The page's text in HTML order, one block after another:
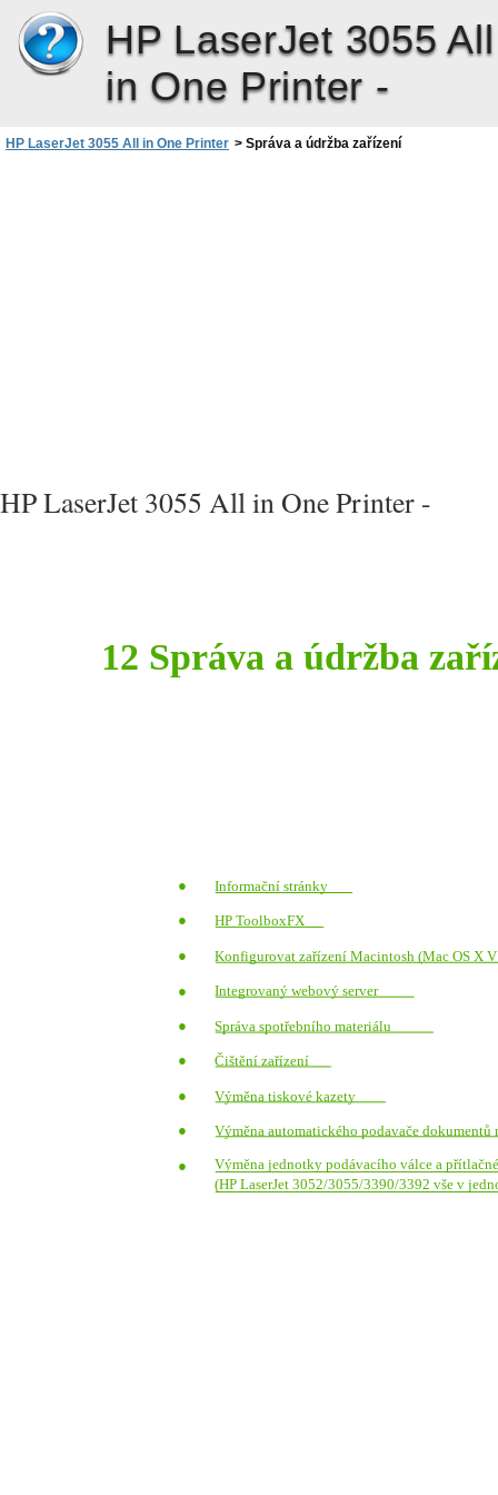
HP LaserJet 3055 All
in One Printer -
HP LaserJet 3055 All in One Printer > Správa a údržba zařízení
HP LaserJet 3055 All in One Printer -
12 Správa a údržba
●
Informační stránky
●
HP ToolboxFX
● Konfigurovat zařízení Macintosh (Mac OS X
● Integrovaný webový server
●
Správa spotřebního materiálu
●
Čištění zařízení
●
Výměna tiskové kazety
●
Výměna automatického podavače dokumentů
●
Výměna jednotky podávacího válce a
(HP LaserJet 3052/3055/3390/3392 vše v